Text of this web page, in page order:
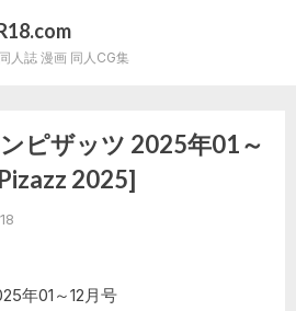
人誌 漫画 同人CG集
ピザッツ 2025年01～
2025]
年01～12月号